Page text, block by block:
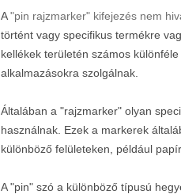
A"pin rajzmarker" kifejezés nem
történt vagy specifikus termékre
kellékek területén számos
alkalmazásokra szolgálnak.
Általában a "rajzmarker" olyan
használnak. Ezek a markerek
különböző felületeken, például
A "pin" szó a különböző típusú